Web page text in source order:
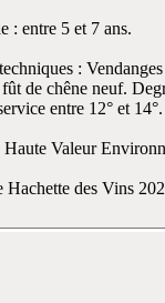
: entre 5 et 7 ans.
:
de chêne neuf.
entre 12° et 14°.
Valeur
Hachette des Vins